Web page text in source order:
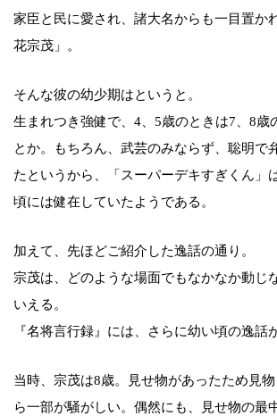
家臣と民に愛され、諸大名からも一目置か
花宗茂」。
そんな彼の幼少期はというと。
生まれつき強健で、4、5歳のときは7、8歳
とか。もちろん、武芸のみならず、聡明で
たというから、「スーパーデキすぎくん」
頃には健在していたようである。
加えて、先ほどご紹介した逸話の通り。
宗茂は、どのような場面でもなかなか動じ
いえる。
『名将言行録』には、さらに幼い頃の逸話
当時、宗茂は8歳。見せ物があったため見
ら一部が騒がしい。偶然にも、見せ物の最